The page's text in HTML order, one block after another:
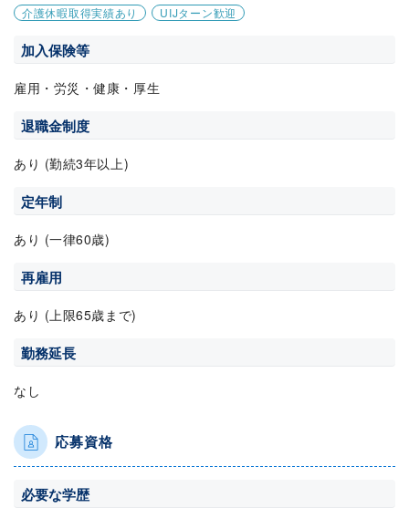
介護休暇取得実績あり
UIJターン歓迎
加入保険等
雇用・労災・健康・厚生
退職金制度
あり (勤続3年以上)
定年制
あり (一律60歳)
再雇用
あり (上限65歳まで)
勤務延長
なし
応募資格
必要な学歴